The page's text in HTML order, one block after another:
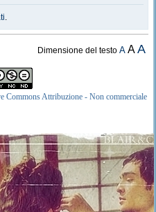
.
Dimensione del testoA AA
Commons Attribuzione - Non commerciale